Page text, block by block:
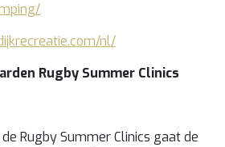
nl/
Rugby Summer Clinics
Rugby Summer Clinics gaat de